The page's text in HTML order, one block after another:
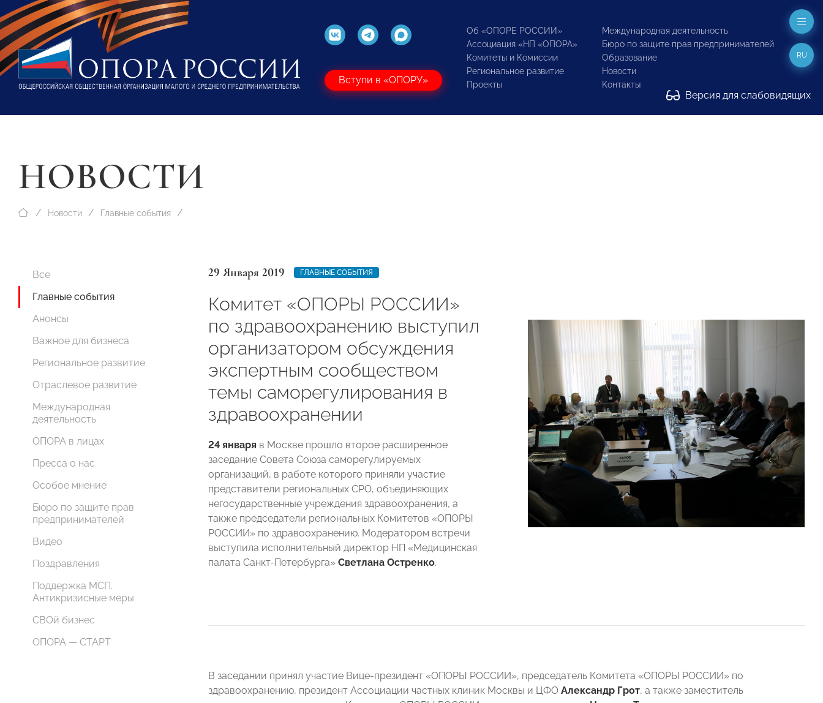
Вступи в «ОПОРУ»
Об «ОПОРЕ РОССИИ»
Ассоциация «НП «ОПОРА»
Комитеты и Комиссии
Региональное развитие
Проекты
Международная деятельность
Бюро по защите прав предпринимателей
Образование
Новости
Контакты
Версия для слабовидящих
RU
НОВОСТИ
Новости Главные события
Все
Главные события
Анонсы
Важное для бизнеса
Региональное развитие
Отраслевое развитие
Международная
деятельность
ОПОРА в лицах
Пресса о нас
Особое мнение
Бюро по защите прав
предпринимателей
Видео
Поздравления
Поддержка МСП.
Антикризисные меры
СВОй бизнес
ОПОРА — СТАРТ
29 Января 2019 ГЛАВНЫЕ СОБЫТИЯ
Комитет «ОПОРЫ РОССИИ»
по здравоохранению выступил
организатором обсуждения
экспертным сообществом
темы саморегулирования в
здравоохранении
24 января в Москве прошло второе расширенное
заседание Совета Союза саморегулируемых
организаций, в работе которого приняли участие
представители региональных СРО, объединяющих
негосударственные учреждения здравоохранения, а
также председатели региональных Комитетов «ОПОРЫ
РОССИИ» по здравоохранению. Модератором встречи
выступила исполнительный директор НП «Медицинская
палата Санкт-Петербурга» Светлана Остренко.
В заседании принял участие Вице-президент «ОПОРЫ РОССИИ», председатель Комитета «ОПОРЫ РОССИИ» по
здравоохранению, президент Ассоциации частных клиник Москвы и ЦФО Александр Грот, а также заместитель